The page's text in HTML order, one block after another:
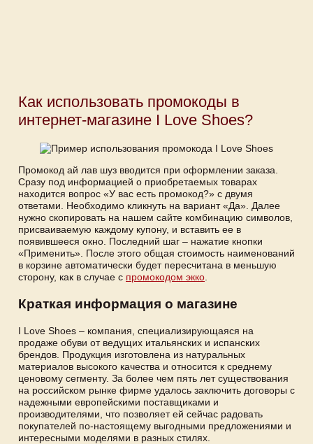
Как использовать промокоды в
интернет-магазине I Love Shoes?
Промокод ай лав шуз вводится при оформлении заказа.
Сразу под информацией о приобретаемых товарах
находится вопрос «У вас есть промокод?» с двумя
ответами. Необходимо кликнуть на вариант «Да». Далее
нужно скопировать на нашем сайте комбинацию символов,
присваиваемую каждому купону, и вставить ее в
появившееся окно. Последний шаг – нажатие кнопки
«Применить». После этого общая стоимость наименований
в корзине автоматически будет пересчитана в меньшую
сторону, как в случае с промокодом экко.
Краткая информация о магазине
I Love Shoes – компания, специализирующаяся на
продаже обуви от ведущих итальянских и испанских
брендов. Продукция изготовлена из натуральных
материалов высокого качества и относится к среднему
ценовому сегменту. За более чем пять лет существования
на российском рынке фирме удалось заключить договоры с
надежными европейскими поставщиками и
производителями, что позволяет ей сейчас радовать
покупателей по-настоящему выгодными предложениями и
интересными моделями в разных стилях.